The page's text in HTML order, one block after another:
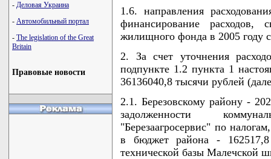
- Деловая Украина
- Автомобильный портал
- The legislation of the Great
Britain
Правовые новости
1.6. направления
финансирование
жилищного фонда в 2005 году
2. За счет уточнения
подпункте 1.2 пункта 1
36136040,8 тысячи рублей
2.1. Березовскому району -
задолженности
"Березаагросервис" по
в бюджет района - 162517,8
технической базы Малечской